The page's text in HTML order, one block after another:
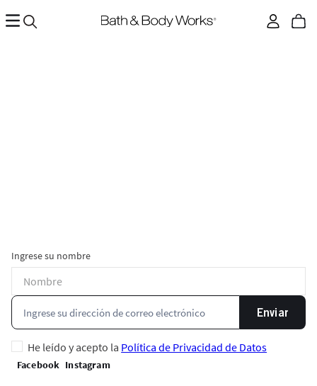
Ingrese su nombre
Enviar
He leído y acepto la Política de Privacidad de Datos